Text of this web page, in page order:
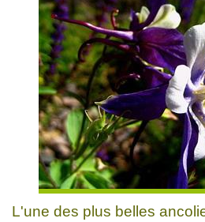
L'une des plus belles